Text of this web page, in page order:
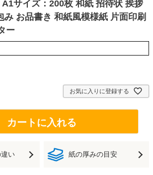
サイズ：200枚 和紙 招待状 挨拶
み お品書き 和紙風模様紙 片面印刷
ー
お気に入りに登録する
カートに入れる
い 紙の厚みの目安